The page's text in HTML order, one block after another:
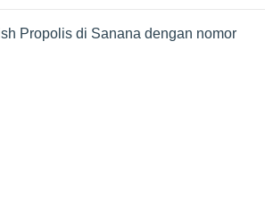
Propolis di Sanana dengan nomor